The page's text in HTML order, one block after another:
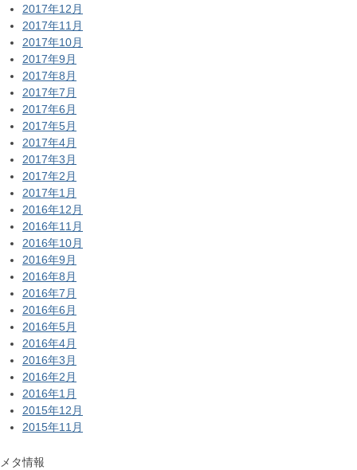
2017年12月
2017年11月
2017年10月
2017年9月
2017年8月
2017年7月
2017年6月
2017年5月
2017年4月
2017年3月
2017年2月
2017年1月
2016年12月
2016年11月
2016年10月
2016年9月
2016年8月
2016年7月
2016年6月
2016年5月
2016年4月
2016年3月
2016年2月
2016年1月
2015年12月
2015年11月
メタ情報